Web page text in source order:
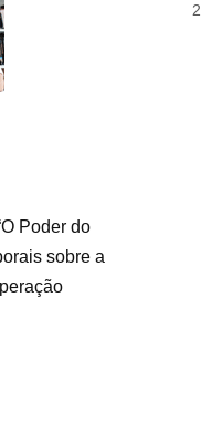
Poder do
sobre a